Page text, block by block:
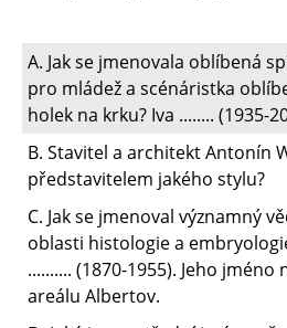
A. Jak se jmenovala oblíbená
pro mládež a scénáristka
holek na krku? Iva ........ (1935-
B. Stavitel a architekt Antonín
představitelem jakého stylu?
C. Jak se jmenoval významný
oblasti histologie a
.......... (1870-1955). Jeho jméno
areálu Albertov.